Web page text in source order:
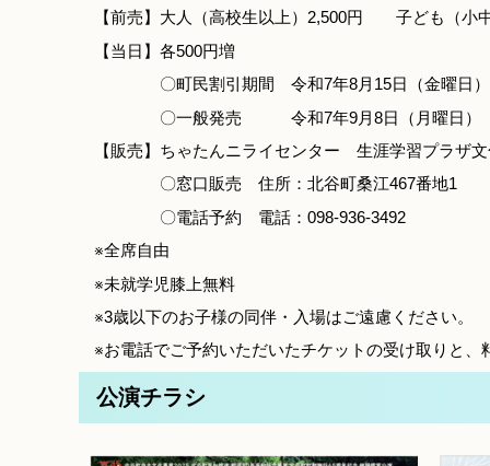
【前売】大人（高校生以上）2,500円 子ども（
【当日】各500円増
〇町民割引期間 令和7年8月15日（金曜日）
〇一般発売 令和7年9月8日（月曜日）
【販売】ちゃたんニライセンター 生涯学習プラザ
〇窓口販売 住所：北谷町桑江467番地1
〇電話予約 電話：098-936-3492
※全席自由
※未就学児膝上無料
※3歳以下のお子様の同伴・入場はご遠慮ください。
※お電話でご予約いただいたチケットの受け取りと
公演チラシ